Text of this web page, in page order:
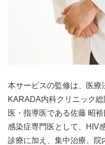
本サービスの監修は、医療
KARADA内科クリニック
医・指導医である佐藤 昭
感染症専門医として、HIV
診療に加え、集中治療、